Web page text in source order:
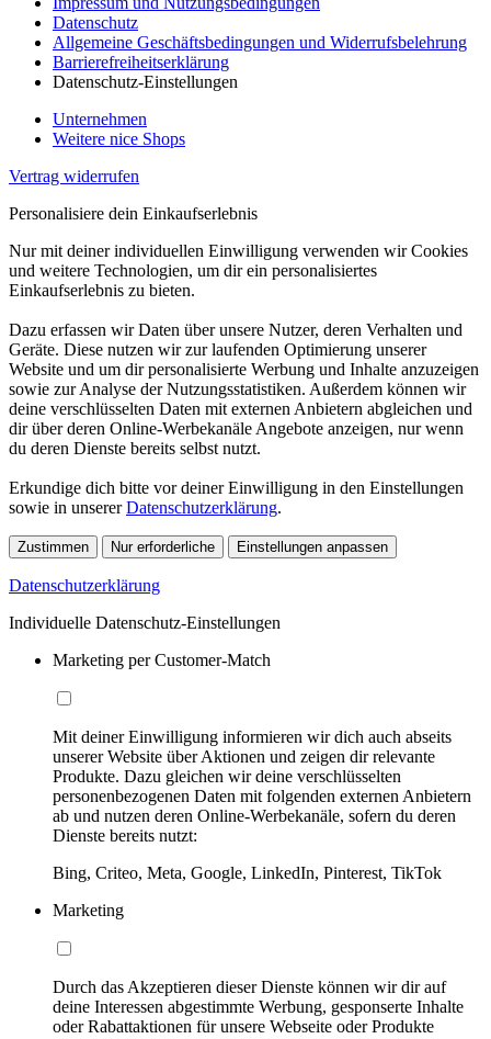
Datenschutz
Allgemeine Geschäftsbedingungen und Widerrufsbelehrung
Barrierefreiheitserklärung
Datenschutz-Einstellungen
Unternehmen
Weitere nice Shops
Vertrag widerrufen
Personalisiere dein Einkaufserlebnis
Nur mit deiner individuellen Einwilligung verwenden wir Cookies
und weitere Technologien, um dir ein personalisiertes
Einkaufserlebnis zu bieten.
Dazu erfassen wir Daten über unsere Nutzer, deren Verhalten und
Geräte. Diese nutzen wir zur laufenden Optimierung unserer
Website und um dir personalisierte Werbung und Inhalte anzuzeigen
sowie zur Analyse der Nutzungsstatistiken. Außerdem können wir
deine verschlüsselten Daten mit externen Anbietern abgleichen und
dir über deren Online-Werbekanäle Angebote anzeigen, nur wenn
du deren Dienste bereits selbst nutzt.
Erkundige dich bitte vor deiner Einwilligung in den Einstellungen
sowie in unsererDatenschutzerklärung.
Zustimmen Nur erforderliche Einstellungen anpassen
Datenschutzerklärung
Individuelle Datenschutz-Einstellungen
Marketing per Customer-Match
Mit deiner Einwilligung informieren wir dich auch abseits
unserer Website über Aktionen und zeigen dir relevante
Produkte. Dazu gleichen wir deine verschlüsselten
personenbezogenen Daten mit folgenden externen Anbietern
ab und nutzen deren Online-Werbekanäle, sofern du deren
Dienste bereits nutzt:
Bing, Criteo, Meta, Google, LinkedIn, Pinterest, TikTok
Marketing
Durch das Akzeptieren dieser Dienste können wir dir auf
deine Interessen abgestimmte Werbung, gesponserte Inhalte
oder Rabattaktionen für unsere Webseite oder Produkte